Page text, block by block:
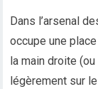
Dans l’arsenal
occupe une
la main droite
légèrement sur